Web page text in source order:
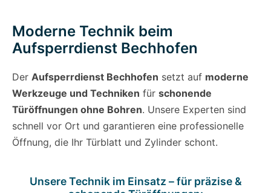
Moderne Technik beim
Aufsperrdienst Bechhofen
Der Aufsperrdienst Bechhofen setzt auf moderne
Werkzeuge und Techniken für schonende
Türöffnungen ohne Bohren. Unsere Experten sind
schnell vor Ort und garantieren eine professionelle
Öffnung, die Ihr Türblatt und Zylinder schont.
Unsere Technik im Einsatz – für präzise &